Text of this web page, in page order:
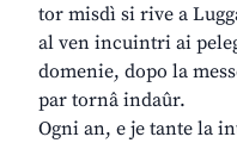
tor misdì si rive a
al ven incuintri ai
domenie, dopo la
par tornâ indaûr.
Ogni an, e je tante la